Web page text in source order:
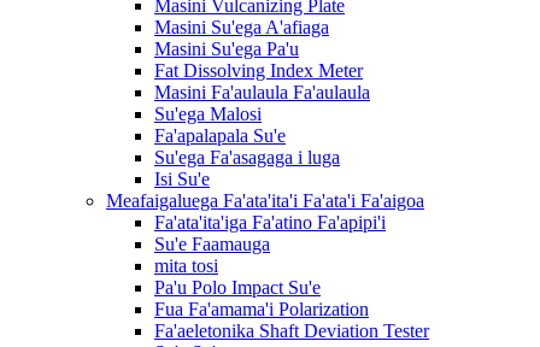
Masini Vulcanizing Plate
Masini Su'ega A'afiaga
Masini Su'ega Pa'u
Fat Dissolving Index Meter
Masini Fa'aulaula Fa'aulaula
Su'ega Malosi
Fa'apalapala Su'e
Su'ega Fa'asagaga i luga
Isi Su'e
Meafaigaluega Fa'ata'ita'i Fa'ata'i Fa'aigoa
Fa'ata'ita'iga Fa'atino Fa'apipi'i
Su'e Faamauga
mita tosi
Pa'u Polo Impact Su'e
Fua Fa'amama'i Polarization
Fa'aeletonika Shaft Deviation Tester